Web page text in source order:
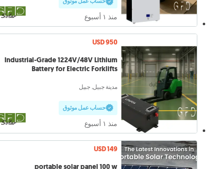
منذ ١ أسبوع
USD 950
Industrial-Grade 1224V/48V Lithium
Battery for Electric Forklifts
مدينة جبيل, جبيل
حساب عمل موثوق
منذ ١ أسبوع
USD 149
portable solar panel 100 w